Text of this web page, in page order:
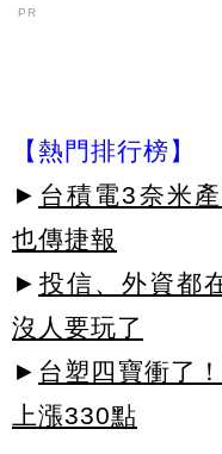
PR
【熱門排行榜】
► 台積電3奈米
也傳捷報
► 投信、外資都
沒人要玩了
► 台塑四寶衝了
上漲330點